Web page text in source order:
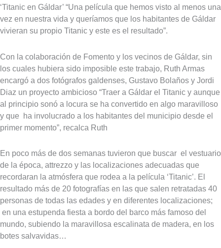
‘Titanic en Gáldar’ “Una película que hemos visto al menos una
vez en nuestra vida y queríamos que los habitantes de Gáldar
vivieran su propio Titanic y este es el resultado”.
Con la colaboración de Fomento y los vecinos de Gáldar, sin
los cuales hubiera sido imposible este trabajo, Ruth Armas
encargó a dos fotógrafos galdenses, Gustavo Bolaños y Jordi
Diaz un proyecto ambicioso “Traer a Gáldar el Titanic y aunque
al principio sonó a locura se ha convertido en algo maravilloso
y que ha involucrado a los habitantes del municipio desde el
primer momento”, recalca Ruth
En poco más de dos semanas tuvieron que buscar el vestuario
de la época, attrezzo y las localizaciones adecuadas que
recordaran la atmósfera que rodea a la película ‘Titanic’. El
resultado más de 20 fotografías en las que salen retratadas 40
personas de todas las edades y en diferentes localizaciones;
en una estupenda fiesta a bordo del barco más famoso del
mundo, subiendo la maravillosa escalinata de madera, en los
botes salvavidas…